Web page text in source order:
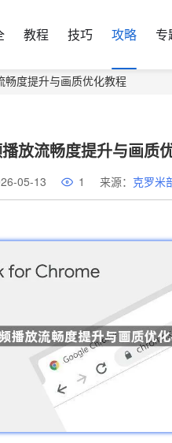
教程 技巧 攻略 专
畅度提升与画质优化教程
放流畅度提升与画质
05-13 1 来源： 克罗米